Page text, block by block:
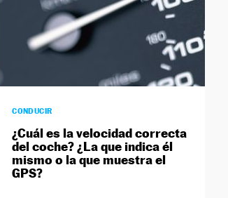
CONDUCIR
¿Cuál es la velocidad correcta
del coche? ¿La que indica él
mismo o la que muestra el
GPS?